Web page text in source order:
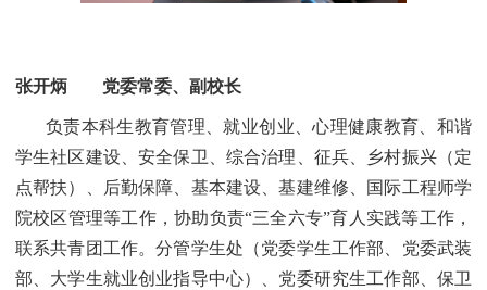
张开炳 党委常委、副校长
负责本科生教育管理、就业创业、心理健康教育、和谐
学生社区建设、安全保卫、综合治理、征兵、乡村振兴（定
点帮扶）、后勤保障、基本建设、基建维修、国际工程师学
院校区管理等工作，协助负责“三全六专”育人实践等工作，
联系共青团工作。分管学生处（党委学生工作部、党委武装
部、大学生就业创业指导中心）、党委研究生工作部、保卫